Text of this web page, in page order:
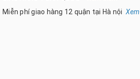
Miễn phí giao hàng 12 quận tại Hà nội